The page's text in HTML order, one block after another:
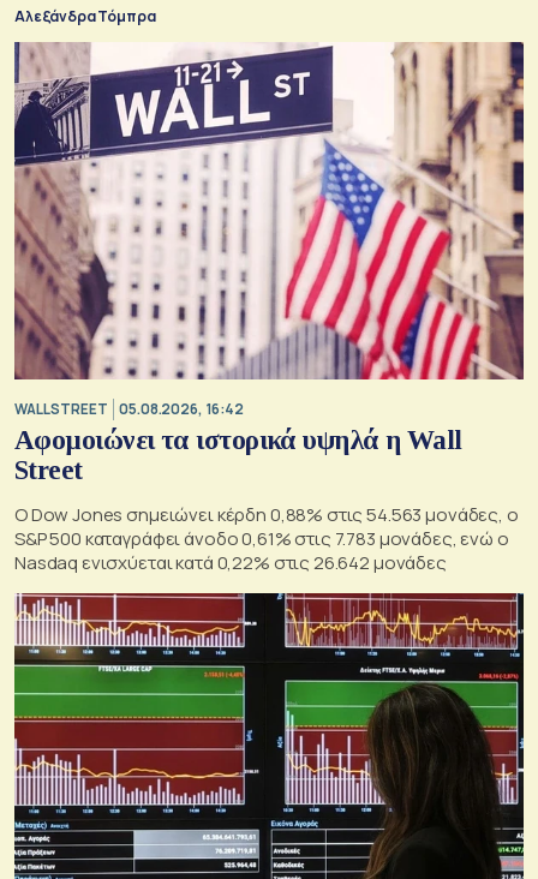
Αλεξάνδρα Τόμπρα
WALL STREET 05.08.2026, 16:42
Αφομοιώνει τα ιστορικά υψηλά η Wall
Street
Ο Dow Jones σημειώνει κέρδη 0,88% στις 54.563 μονάδες, ο
S&P 500 καταγράφει άνοδο 0,61% στις 7.783 μονάδες, ενώ ο
Nasdaq ενισχύεται κατά 0,22% στις 26.642 μονάδες